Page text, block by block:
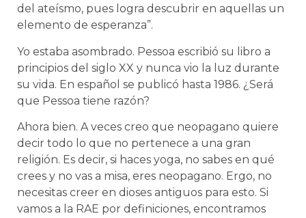
del ateísmo, pues logra descubrir en aquellas un
elemento de esperanza”.
Yo estaba asombrado. Pessoa escribió su libro a
principios del siglo XX y nunca vio la luz durante
su vida. En español se publicó hasta 1986. ¿Será
que Pessoa tiene razón?
Ahora bien. A veces creo que neopagano quiere
decir todo lo que no pertenece a una gran
religión. Es decir, si haces yoga, no sabes en qué
crees y no vas a misa, eres neopagano. Ergo, no
necesitas creer en dioses antiguos para esto. Si
vamos a la RAE por definiciones, encontramos